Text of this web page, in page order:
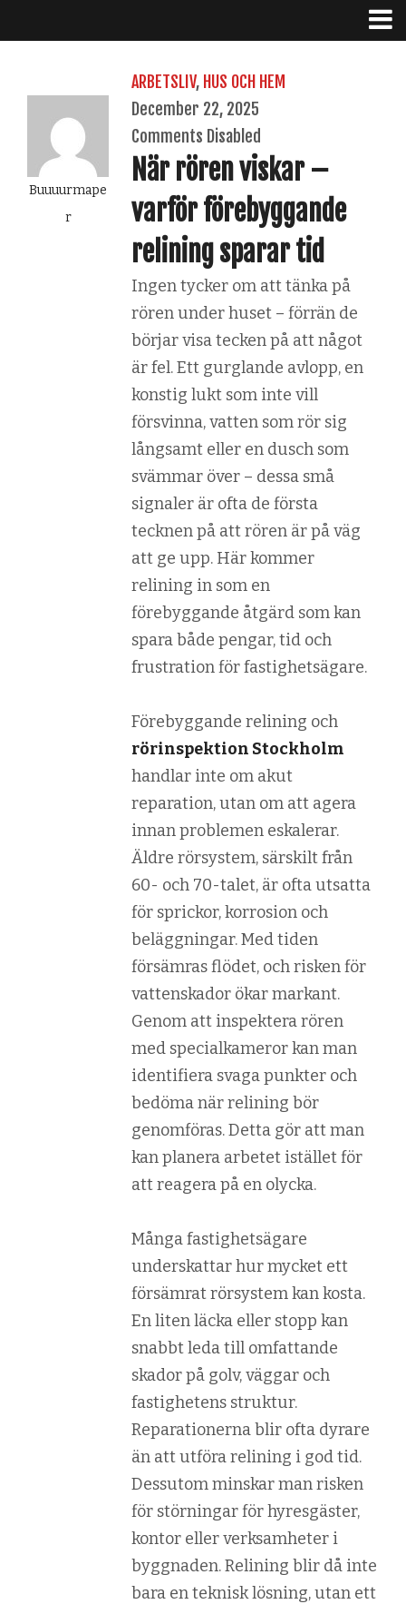
Buuuurmape
r
ARBETSLIV, HUS OCH HEM
December 22, 2025
Comments Disabled
När rören viskar –
varför förebyggande
relining sparar tid
Ingen tycker om att tänka på
rören under huset – förrän de
börjar visa tecken på att något
är fel. Ett gurglande avlopp, en
konstig lukt som inte vill
försvinna, vatten som rör sig
långsamt eller en dusch som
svämmar över – dessa små
signaler är ofta de första
tecknen på att rören är på väg
att ge upp. Här kommer
relining in som en
förebyggande åtgärd som kan
spara både pengar, tid och
frustration för fastighetsägare.
Förebyggande relining och
rörinspektion Stockholm
handlar inte om akut
reparation, utan om att agera
innan problemen eskalerar.
Äldre rörsystem, särskilt från
60- och 70-talet, är ofta utsatta
för sprickor, korrosion och
beläggningar. Med tiden
försämras flödet, och risken för
vattenskador ökar markant.
Genom att inspektera rören
med specialkameror kan man
identifiera svaga punkter och
bedöma när relining bör
genomföras. Detta gör att man
kan planera arbetet istället för
att reagera på en olycka.
Många fastighetsägare
underskattar hur mycket ett
försämrat rörsystem kan kosta.
En liten läcka eller stopp kan
snabbt leda till omfattande
skador på golv, väggar och
fastighetens struktur.
Reparationerna blir ofta dyrare
än att utföra relining i god tid.
Dessutom minskar man risken
för störningar för hyresgäster,
kontor eller verksamheter i
byggnaden. Relining blir då inte
bara en teknisk lösning, utan ett